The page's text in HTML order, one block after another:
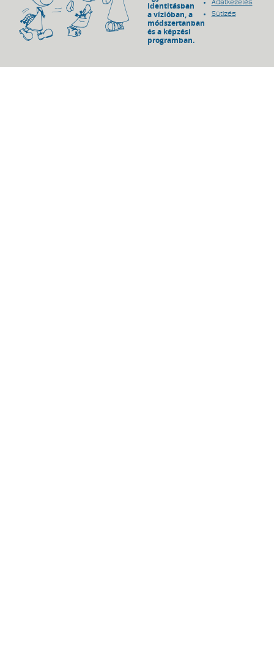
identitásban
a vízióban, a
módszertanban
és a képzési
programban.
Adatkezelés
Sütizés